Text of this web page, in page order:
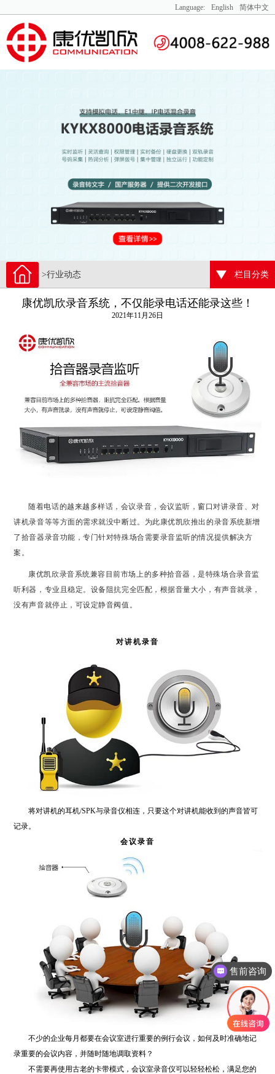
Language: English 简体中文
>行业动态 栏目分类
康优凯欣录音系统，不仅能录电话还能录这些！
2021年11月26日
随着电话的越来越多样话，会议录音，会议监听，窗口对讲录音、对
讲机录音等等方面的需求就没中断过。为此康优凯欣推出的录音系统新增
了拾音器录音功能，专门针对特殊场合需要录音监听的情况提供解决方
案。
康优凯欣录音系统兼容目前市场上的多种拾音器，是特殊场合录音监
听利器，专业且稳定。设备阻抗完全匹配，根据音量大小，有声音就录，
没有声音就停止，可设定静音阀值。
对讲机录音
将对讲机的耳机/SPK与录音仪相连，只要这个对讲机能收到的声音皆可
记录。
会议录音
不少的企业每月都要在会议室进行重要的例行会议，如何及时准确地记
录重要的会议内容，并随时随地调取资料？
不需要再使用古老的卡带模式，会议室录音仪可以轻轻松松，满足您的
售前咨询